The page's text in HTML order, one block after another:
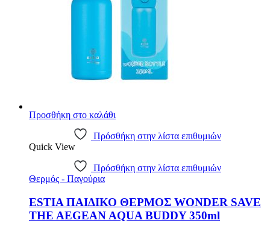
Προσθήκη στο καλάθι
Πρόσθήκη στην λίστα επιθυμιών
Quick View
Πρόσθήκη στην λίστα επιθυμιών
Θερμός - Παγούρια
ESTIA ΠΑΙΔΙΚΟ ΘΕΡΜΟΣ WONDER SAVE
THE AEGEAN AQUA BUDDY 350ml